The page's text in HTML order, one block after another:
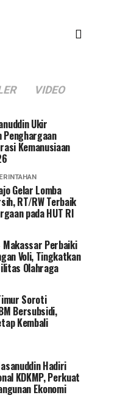
VIDEO
Ukir
Kemanusiaan
Gelar Lomba
RT/RW Terbaik
pada HUT RI
Makassar Perbaiki
Voli, Tingkatkan
Olahraga
Soroti
Bersubsidi,
Kembali
Hadiri
KDKMP, Perkuat
Ekonomi